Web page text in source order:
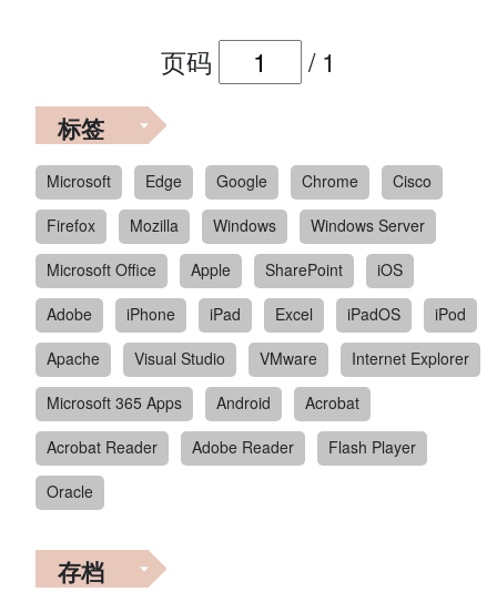
页码 / 1
标签
Microsoft Edge Google Chrome
Cisco
Firefox
Mozilla Windows
Windows Server
Microsoft Office
Apple SharePoint
iOS
Adobe
iPhone iPad Excel iPadOS
iPod
Apache
Visual Studio VMware
Internet Explorer
Microsoft 365 Apps
Android
Acrobat
Acrobat Reader
Adobe Reader
Flash Player
Oracle
存档